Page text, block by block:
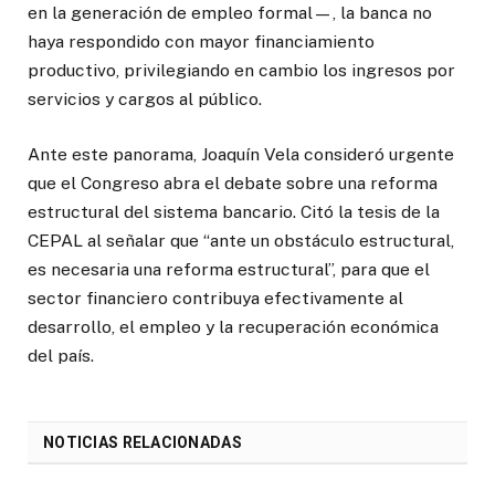
en la generación de empleo formal—, la banca no
haya respondido con mayor financiamiento
productivo, privilegiando en cambio los ingresos por
servicios y cargos al público.
Ante este panorama, Joaquín Vela consideró urgente
que el Congreso abra el debate sobre una reforma
estructural del sistema bancario. Citó la tesis de la
CEPAL al señalar que “ante un obstáculo estructural,
es necesaria una reforma estructural”, para que el
sector financiero contribuya efectivamente al
desarrollo, el empleo y la recuperación económica
del país.
NOTICIAS RELACIONADAS